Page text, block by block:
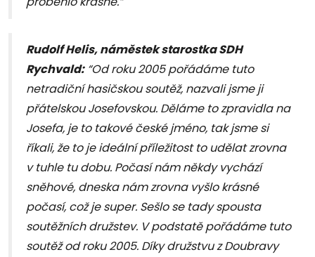
Rudolf Helis, náměstek starostka SDH
Rychvald:“Od roku 2005 pořádáme tuto
netradiční hasičskou soutěž, nazvali jsme ji
přátelskou Josefovskou. Děláme to zpravidla na
Josefa, je to takové české jméno, tak jsme si
říkali, že to je ideální příležitost to udělat zrovna
v tuhle tu dobu. Počasí nám někdy vychází
sněhové, dneska nám zrovna vyšlo krásné
počasí, což je super. Sešlo se tady spousta
soutěžních družstev. V podstatě pořádáme tuto
soutěž od roku 2005. Díky družstvu z Doubravy